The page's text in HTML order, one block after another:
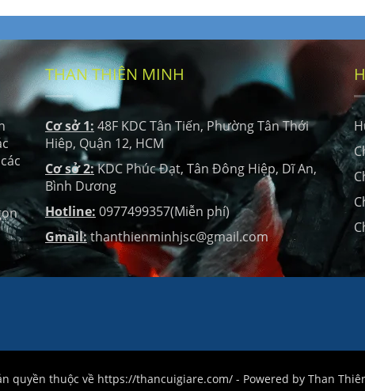
THAN THIÊN MINH
Cơ sở 1: 48F KDC Tân Tiến, Phường Tân Thới
Hiêp, Quận 12, HCM
Cơ sở 2:KDC Phúc Đạt, Tân Đông Hiệp, Dĩ An,
Bình Dương
Hotline: 0977499357(Miễn phí)
Gmail:thanthienminhjsc@gmail.com
quyền thuộc về https://thancuigiare.com/ - Powered by Than